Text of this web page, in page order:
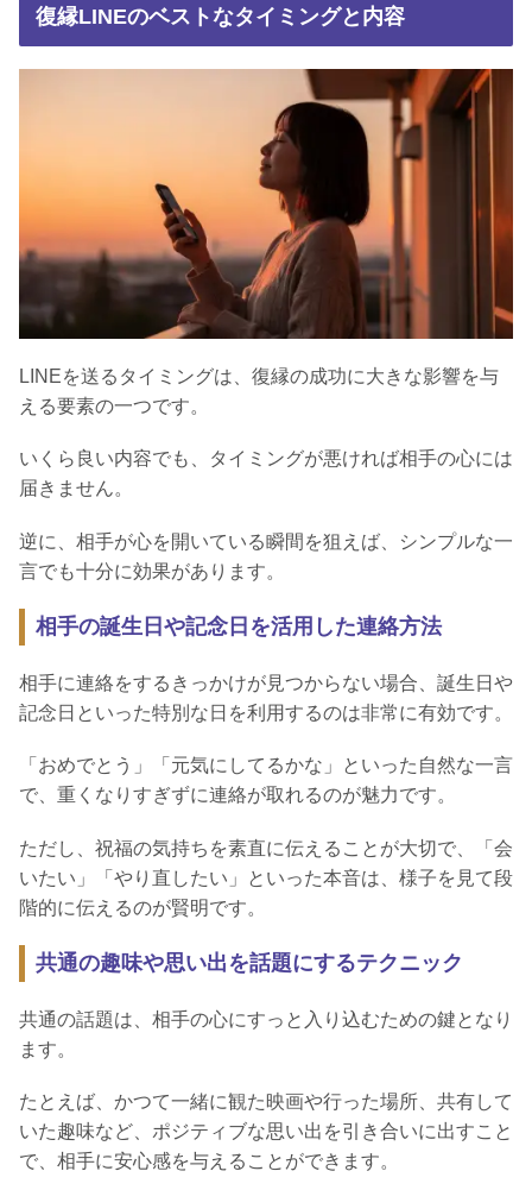
復縁LINEのベストなタイミングと内容
LINEを送るタイミングは、復縁の成功に大きな影響を与
える要素の一つです。
いくら良い内容でも、タイミングが悪ければ相手の心には
届きません。
逆に、相手が心を開いている瞬間を狙えば、シンプルな一
言でも十分に効果があります。
相手の誕生日や記念日を活用した連絡方法
相手に連絡をするきっかけが見つからない場合、誕生日や
記念日といった特別な日を利用するのは非常に有効です。
「おめでとう」「元気にしてるかな」といった自然な一言
で、重くなりすぎずに連絡が取れるのが魅力です。
ただし、祝福の気持ちを素直に伝えることが大切で、「会
いたい」「やり直したい」といった本音は、様子を見て段
階的に伝えるのが賢明です。
共通の趣味や思い出を話題にするテクニック
共通の話題は、相手の心にすっと入り込むための鍵となり
ます。
たとえば、かつて一緒に観た映画や行った場所、共有して
いた趣味など、ポジティブな思い出を引き合いに出すこと
で、相手に安心感を与えることができます。